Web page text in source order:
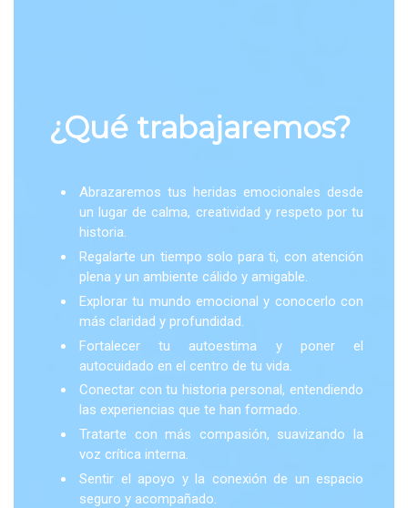
¿Qué trabajaremos?
Abrazaremos tus heridas emocionales desde
un lugar de calma, creatividad y respeto por tu
historia.
Regalarte un tiempo solo para ti, con atención
plena y un ambiente cálido y amigable.
Explorar tu mundo emocional y conocerlo con
más claridad y profundidad.
Fortalecer tu autoestima y poner el
autocuidado en el centro de tu vida.
Conectar con tu historia personal, entendiendo
las experiencias que te han formado.
Tratarte con más compasión, suavizando la
voz crítica interna.
Sentir el apoyo y la conexión de un espacio
seguro y acompañado.